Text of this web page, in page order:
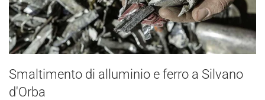
Smaltimento di alluminio e ferro a Silvano
d'Orba